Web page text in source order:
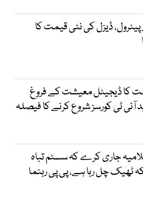
ڈیزل کی نئی قیمت کا
کا ڈیجیٹل معیشت کے فروغ
آئی ٹی کورسز شروع کرنے کا فیصلہ
جاری کرے کہ سسٹم تباہ
ٹھیک چل رہا ہے، پی پی رہنما